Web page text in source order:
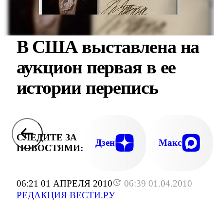
06:21 01 АПРЕЛЯ 2010
06:39 01.04.2010
РЕДАКЦИЯ ВЕСТИ.РУ
В США выставлена на
аукцион первая в ее
истории перепись
СЛЕДИТЕ ЗА
НОВОСТЯМИ:
Дзен Макс